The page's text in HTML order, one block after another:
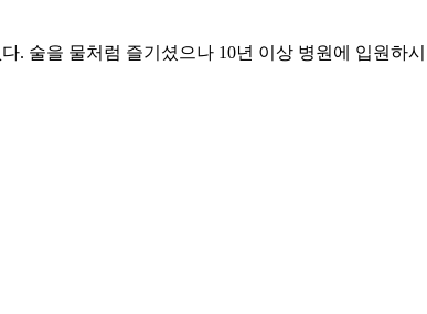
술을 물처럼 즐기셨으나 10년 이상 병원에 입원하